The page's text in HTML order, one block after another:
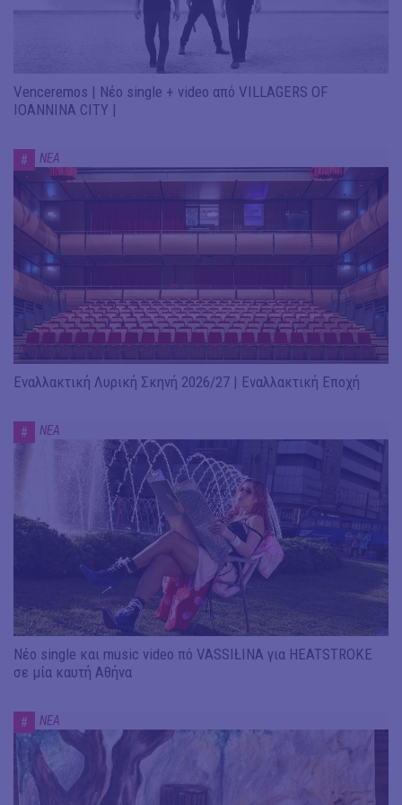
Venceremos | Νέο single + video από VILLAGERS OF
IOANNINA CITY |
# ΝΕΑ
Εναλλακτική Λυρική Σκηνή 2026/27 | Εναλλακτική Εποχή
# ΝΕΑ
Νέο single και music video πό VASSIŁINA για HEATSTROKE
σε μία καυτή Αθήνα
# ΝΕΑ